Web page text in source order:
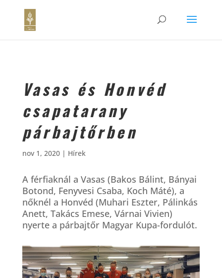
Vasas és Honvéd
csapatarany
párbajtőrben
nov 1, 2020| Hírek
A férfiaknál a Vasas (Bakos Bálint, Bányai
Botond, Fenyvesi Csaba, Koch Máté), a
nőknél a Honvéd (Muhari Eszter, Pálinkás
Anett, Takács Emese, Várnai Vivien)
nyerte a párbajtőr Magyar Kupa-fordulót.